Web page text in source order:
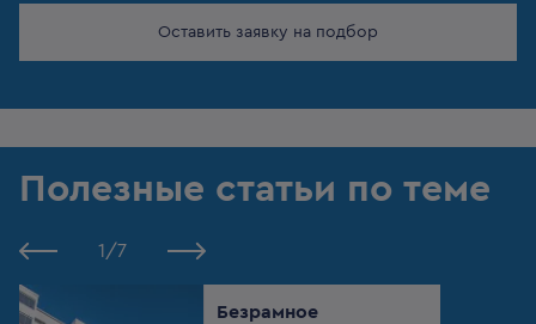
Оставить заявку на подбор
Полезные статьи по теме
1 /7
Безрамное